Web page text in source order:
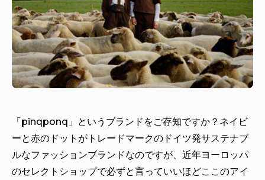
「pinqponq」というブランドをご存知ですか？ネイビ
ーと赤のドットがトレードマークのドイツ発サステナブ
ルなファッションブランドなのですが、近年ヨーロッパ
のセレクトショップで必ずと言っていいほどここのアイ